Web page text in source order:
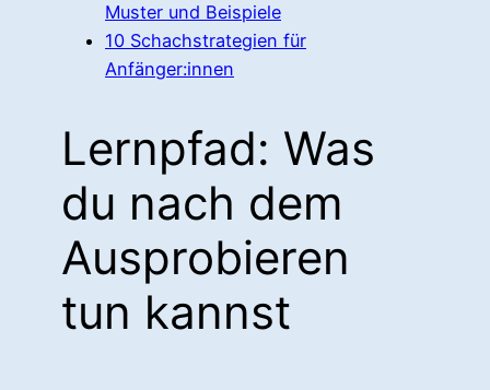
Muster und Beispiele
10 Schachstrategien für
Anfänger:innen
Lernpfad: Was
du nach dem
Ausprobieren
tun kannst